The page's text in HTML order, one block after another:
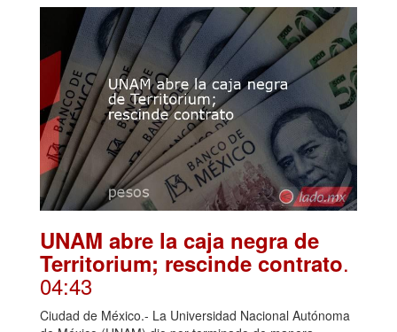
UNAM abre la caja negra de
Territorium; rescinde contrato.
04:43
Ciudad de México.- La Universidad Nacional Autónoma